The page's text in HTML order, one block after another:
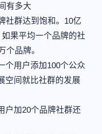
有多大
社群达到饱和。10亿
果平均一个品牌的社
个品牌。
个用户添加100个公众
空间就比社群的发展
户加20个品牌社群还